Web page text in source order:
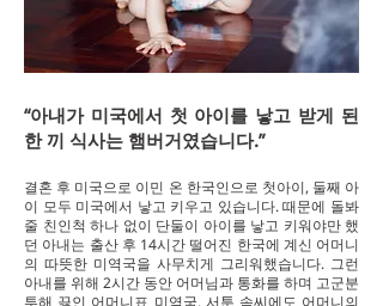
“아내가 미국에서 첫 아이를 낳고 받게 된
한 끼 식사는 햄버거였습니다.”
결혼 후 미국으로 이민 온 한국인으로 첫아이, 둘째 아
이 모두 미국에서 낳고 키우고 있습니다. 때문에 돌봐
줄 친인척 하나 없이 단둘이 아이를 낳고 키워야만 했
던 아내는 출산 후 14시간 떨어진 한국에 계신 어머니
의 따뜻한 미역국을 사무치게 그리워했습니다. 그런
아내를 위해 2시간 동안 어머님과 통화를 하며 고군분
투해 끓인 어머니표 미역국. 서툰 솜씨에도 어머니의